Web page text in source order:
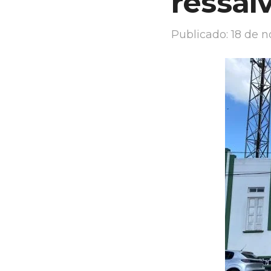
Publicado: 18 de